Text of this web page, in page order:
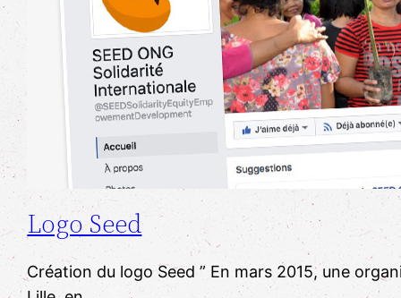
Logo Seed
Création du logo Seed ​” En mars 2015, une